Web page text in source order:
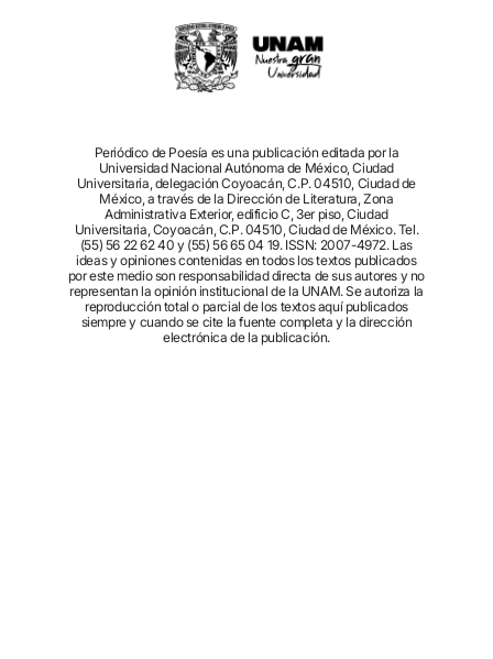
Periódico de Poesía es una publicación editada por la
Universidad Nacional Autónoma de México, Ciudad
Universitaria, delegación Coyoacán, C.P. 04510, Ciudad de
México, a través de la Dirección de Literatura, Zona
Administrativa Exterior, edificio C, 3er piso, Ciudad
Universitaria, Coyoacán, C.P. 04510, Ciudad de México. Tel.
(55) 56 22 62 40 y (55) 56 65 04 19. ISSN: 2007-4972. Las
ideas y opiniones contenidas en todos los textos publicados
por este medio son responsabilidad directa de sus autores y no
representan la opinión institucional de la UNAM. Se autoriza la
reproducción total o parcial de los textos aquí publicados
siempre y cuando se cite la fuente completa y la dirección
electrónica de la publicación.